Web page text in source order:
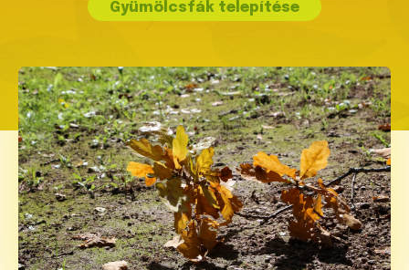
Gyümölcsfák telepítése